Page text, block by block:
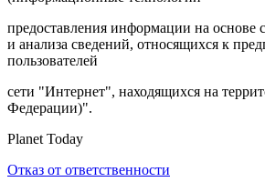
предоставления информации на основе
и анализа сведений, относящихся к
пользователей
сети "Интернет", находящихся на
Федерации)".
Planet Today
Отказ от ответственности